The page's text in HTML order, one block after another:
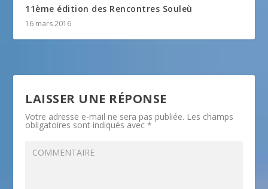
11ème édition des Rencontres Souleù
16 mars 2016
LAISSER UNE RÉPONSE
Votre adresse e-mail ne sera pas publiée. Les champs
obligatoires sont indiqués avec*